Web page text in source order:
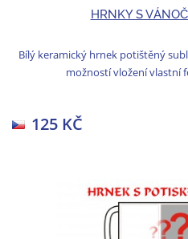
HRNKY S
Bílý keramický hrnek potištěný
možností vložení vlastní
125 KČ